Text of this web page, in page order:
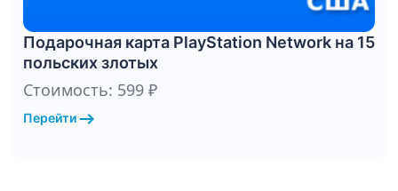
Подарочная карта PlayStation Network на 15
польских злотых
Стоимость: 599 ₽
Перейти arrow_right_alt